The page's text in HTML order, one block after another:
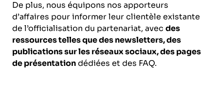
De plus, nous équipons nos apporteurs
d’affaires pour informer leur clientèle existante
de l’officialisation du partenariat, avec des
ressources telles que des newsletters, des
publications sur les réseaux sociaux, des pages
de présentationdédiées et des FAQ.